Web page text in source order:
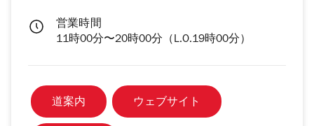
営業時間
11時00分〜20時00分（L.O.19時00分）
道案内 ウェブサイト